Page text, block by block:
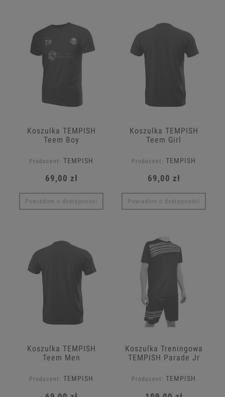
Koszulka TEMPISH
Teem Boy
Producent: TEMPISH
69,00 zł
Powiadom o dostępności
Koszulka TEMPISH
Teem Girl
Producent: TEMPISH
69,00 zł
Powiadom o dostępności
Koszulka TEMPISH
Teem Men
Producent: TEMPISH
Koszulka Treningowa
TEMPISH Parade Jr
Producent: TEMPISH